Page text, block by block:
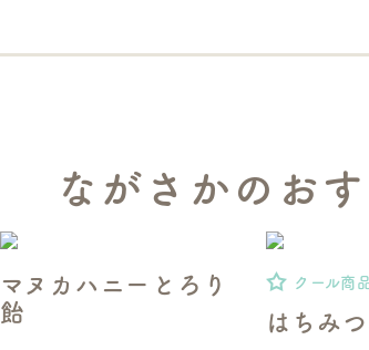
ながさかのお
マヌカハニーとろり
飴
はちみ
クール商